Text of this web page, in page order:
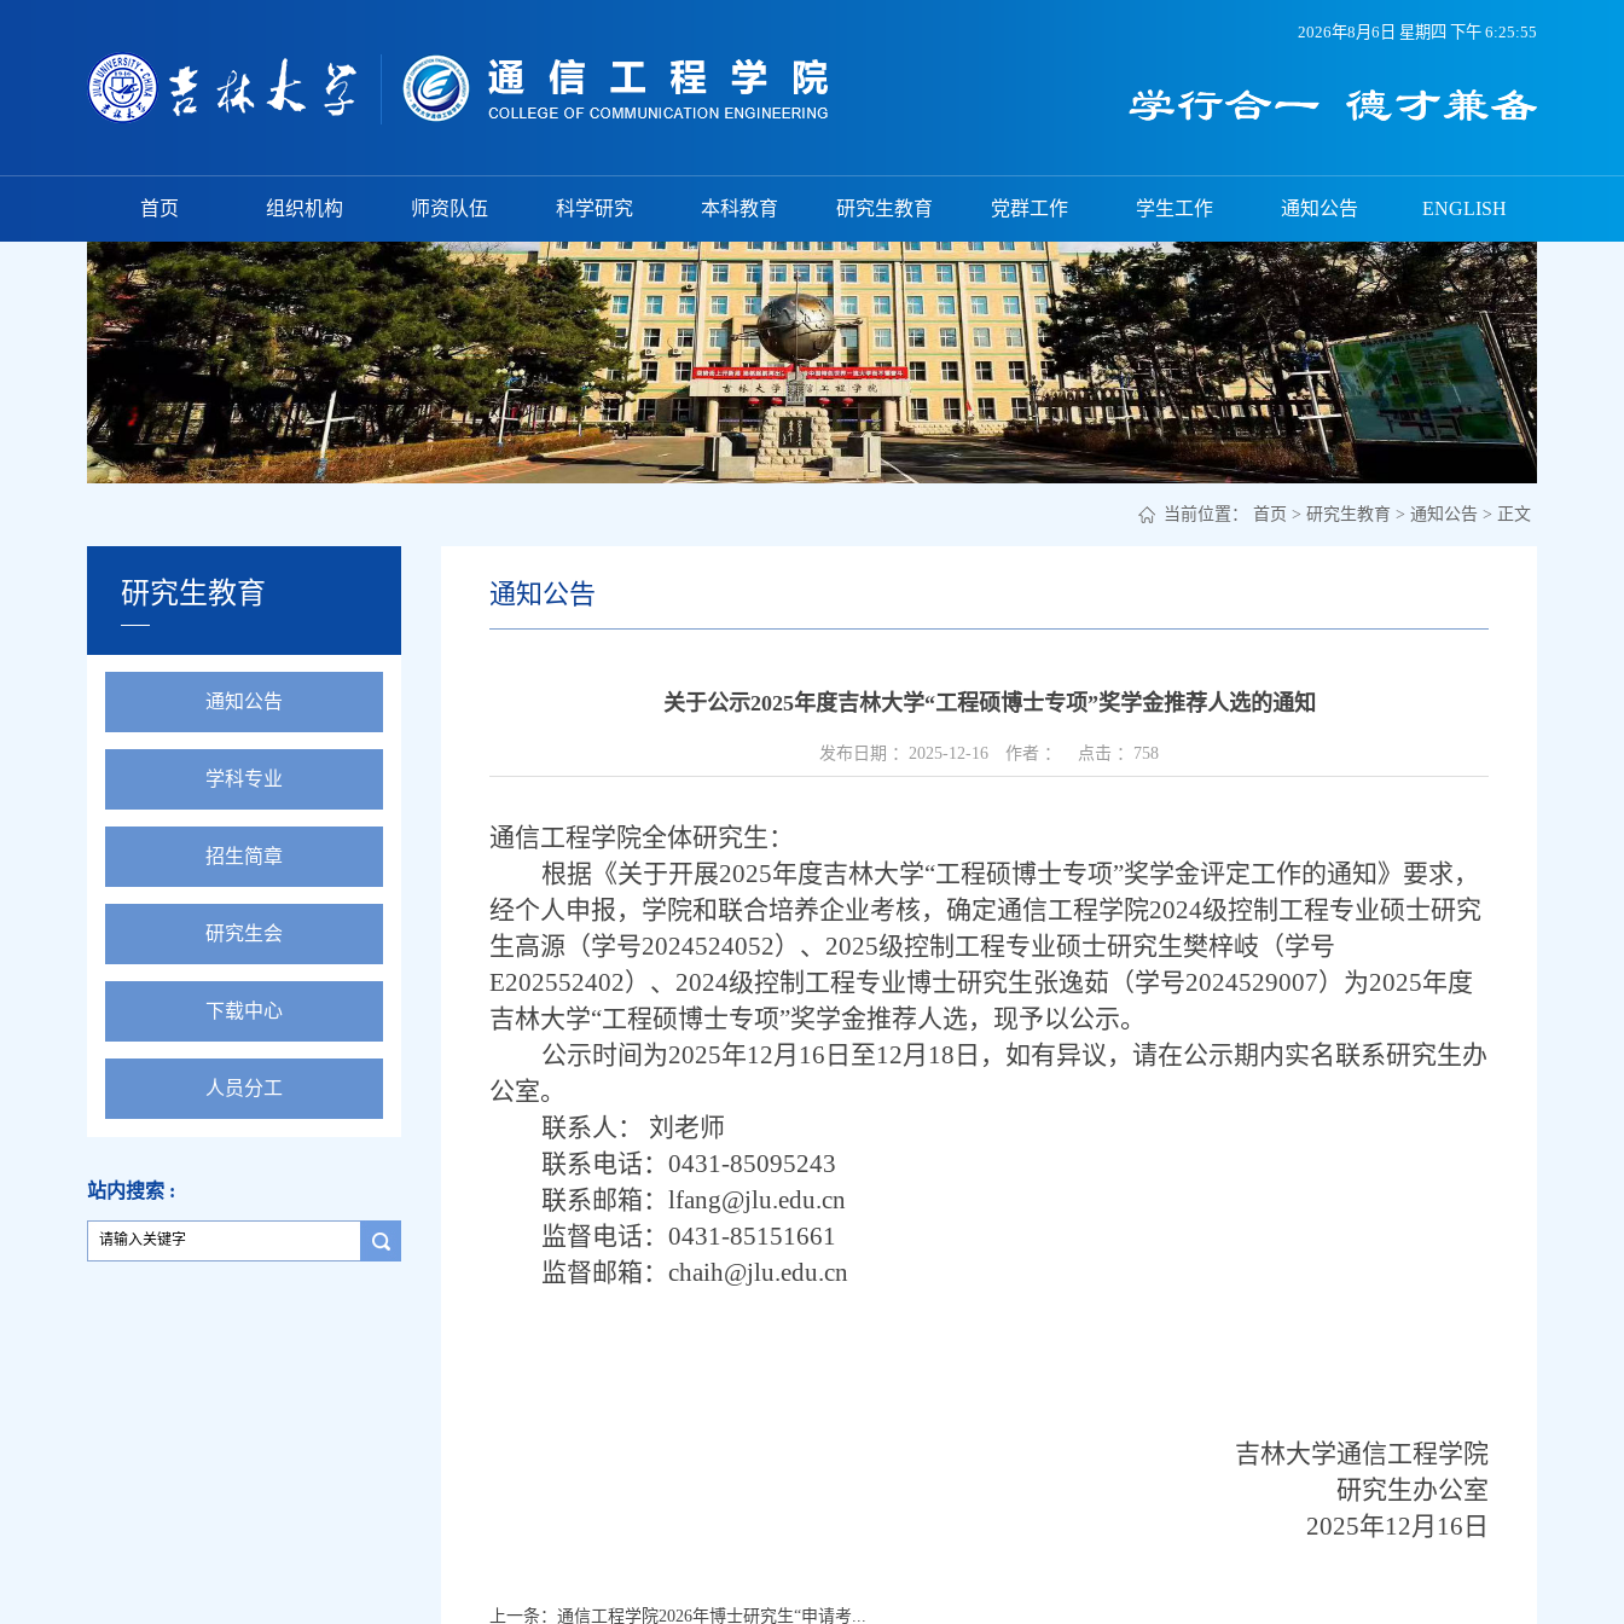
2026年8月6日 星期四 下午 6:25:56
首页 组织机构 师资队伍 科学研究 本科教育 研究生教育 党群工作 学生工作 通知公告 ENGLISH
当前位置： 首页 > 研究生教育 > 通知公告 > 正文
研究生教育
通知公告
学科专业
招生简章
研究生会
下载中心
人员分工
站内搜索 :
通知公告
关于公示2025年度吉林大学“工程硕博士专项”奖学金推荐人选的通知
发布日期 ： 2025-12-16 作者 ： 点击 ： 758
通信工程学院全体研究生：
根据《关于开展2025年度吉林大学“工程硕博士专项”奖学金评定工作的通知》要求，
经个人申报，学院和联合培养企业考核，确定通信工程学院2024级控制工程专业硕士研究
生高源（学号2024524052）、 2025级控制工程专业硕士研究生樊梓岐（学号
E202552402） 、 2024级控制工程专业博士研究生张逸茹（学号2024529007） 为2025年度
吉林大学“工程硕博士专项”奖学金推荐人选，现予以公示。
公示时间为2025年12月 16 日至12月 18 日，如有异议，请在公示期内实名联系研究生办
公室。
联系人： 刘老师
联系电话： 0431-85095243
联系邮箱： lfang@jlu.edu.cn
监督电话： 0431-85151661
监督邮箱： chaih@jlu.edu.cn
吉林大学通信工程学院
研究生办公室
2025年12月 16 日
上一条： 通信工程学院2026年博士研究生“申请考...